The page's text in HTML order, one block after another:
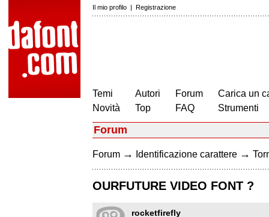
Il mio profilo | Registrazione
Temi
Novità
Autori
Top
Forum
FAQ
Carica un
Strumenti
Forum
Forum → Identificazione carattere →
OURFUTURE VIDEO FONT ?
rocketfirefly